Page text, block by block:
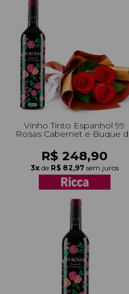
Vinho Tinto Espanhol 99
Rosas Cabernet e Buque de
R$ 248,90
3x de R$ 82,97 sem juros